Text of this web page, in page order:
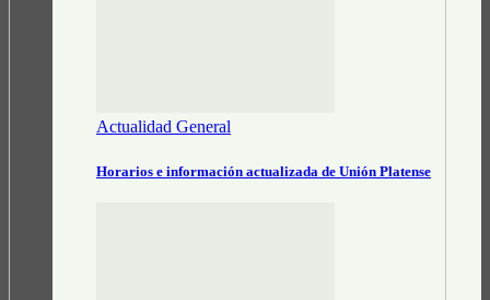
Actualidad General
Horarios e información actualizada de Unión Platense